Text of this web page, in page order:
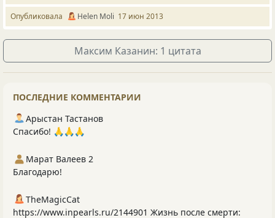
Опубликовала Helen Moli 17 июн 2013
Максим Казанин: 1 цитата
ПОСЛЕДНИЕ КОММЕНТАРИИ
Арыстан Тастанов
Спасибо! 🙏🙏🙏
Марат Валеев 2
Благодарю!
TheMagicCat
https://www.inpearls.ru/2144901 Жизнь после смерти: